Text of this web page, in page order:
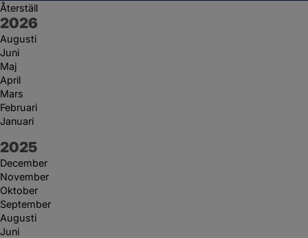
Återställ
År:
2026
Augusti
Juni
Maj
April
Mars
Februari
Januari
År:
2025
December
November
Oktober
September
Augusti
Juni